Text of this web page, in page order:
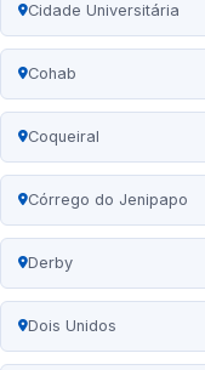
Cidade Universitária
Cohab
Coqueiral
Córrego do Jenipapo
Derby
Dois Unidos